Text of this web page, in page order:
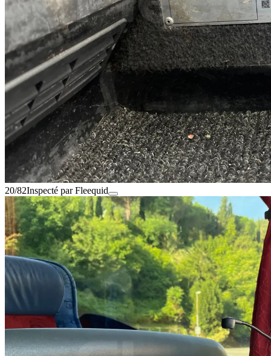
20/82Inspecté par Fleequid